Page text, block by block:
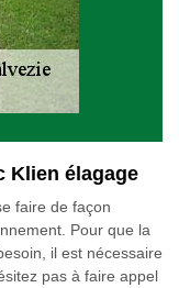
Klien élagage
faire de façon
Pour que la
il est nécessaire
pas à faire appel